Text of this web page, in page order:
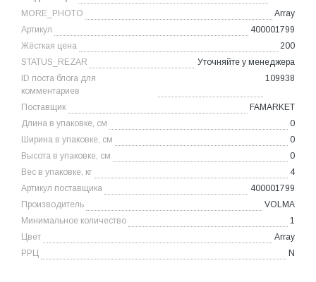
MORE_PHOTO
Array
Артикул
400001799
Жёсткая цена
200
STATUS_REZAR
Уточняйте у менеджера
ID поста блога для
комментариев
109938
Поставщик
FAMARKET
Длина в упаковке, см
0
Ширина в упаковке, см
0
Высота в упаковке, см
0
Вес в упаковке, кг
4
Артикул поставщика
400001799
Производитель
VOLMA
Минимальное количество
1
Цвет
Array
РРЦ
N